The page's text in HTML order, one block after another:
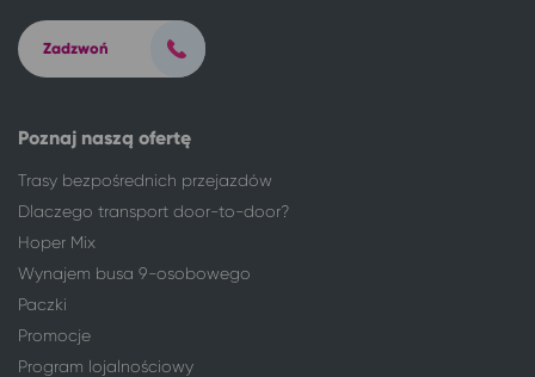
Poznaj naszą ofertę
Trasy bezpośrednich przejazdów
Dlaczego transport door-to-door?
Hoper Mix
Wynajem busa 9-osobowego
Paczki
Promocje
Program lojalnościowy
Zadzwoń